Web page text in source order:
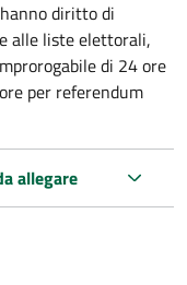
diritto di
alle liste elettorali,
di 24 ore
per referendum
allegare